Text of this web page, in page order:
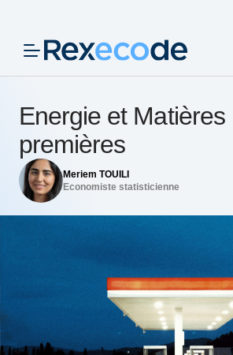
Energie et Matières
premières
Meriem TOUILI
Economiste statisticienne